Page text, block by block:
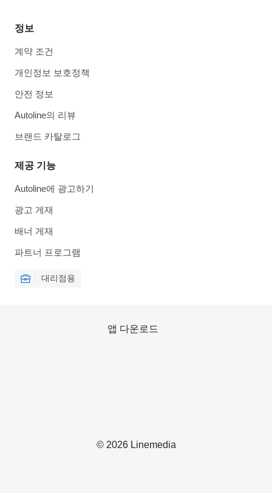
정보
계약 조건
개인정보 보호정책
안전 정보
Autoline의 리뷰
브랜드 카탈로그
제공 기능
Autoline에 광고하기
광고 게재
배너 게재
파트너 프로그램
대리점용
© 2026 Linemedia
앱 다운로드